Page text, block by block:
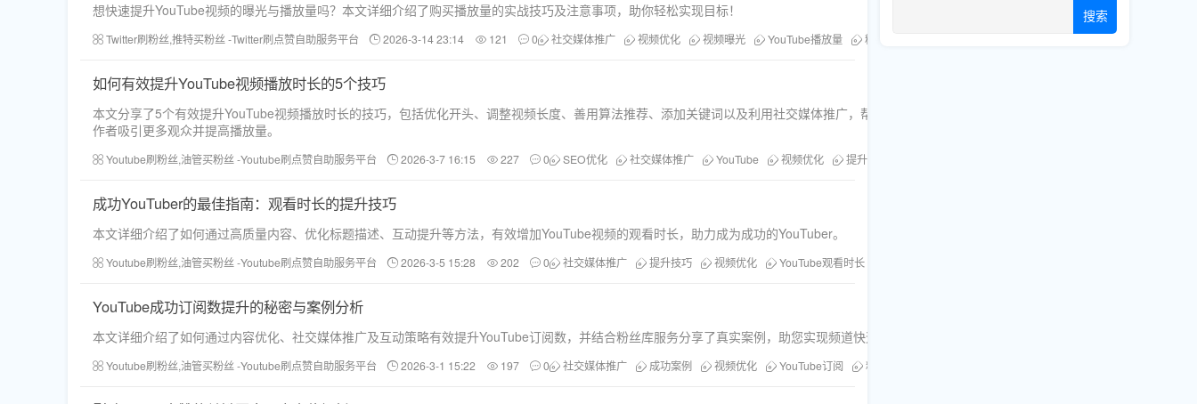
想快速提升YouTube视频的曝光与播放量吗？本文详细介绍了购买播放量的实战技巧及注意事项，助你轻松实现目标！
Twitter刷粉丝,推特买粉丝 -Twitter刷点赞自助服务平台 2026-3-14 23:14 121 0 社交媒体推广 视频优化 视频曝光 YouTube播放量 粉丝库
如何有效提升YouTube视频播放时长的5个技巧
本文分享了5个有效提升YouTube视频播放时长的技巧，包括优化开头、调整视频长度、善用算法推荐、添加关键词以及利用社交媒体推广，帮助创
作者吸引更多观众并提高播放量。
Youtube刷粉丝,油管买粉丝 -Youtube刷点赞自助服务平台 2026-3-7 16:15 227 0 SEO优化 社交媒体推广 YouTube 视频优化 提升播放时长
成功YouTuber的最佳指南：观看时长的提升技巧
本文详细介绍了如何通过高质量内容、优化标题描述、互动提升等方法，有效增加YouTube视频的观看时长，助力成为成功的YouTuber。
Youtube刷粉丝,油管买粉丝 -Youtube刷点赞自助服务平台 2026-3-5 15:28 202 0 社交媒体推广 提升技巧 视频优化 YouTube观看时长
YouTube成功订阅数提升的秘密与案例分析
本文详细介绍了如何通过内容优化、社交媒体推广及互动策略有效提升YouTube订阅数，并结合粉丝库服务分享了真实案例，助您实现频道快速增长。
Youtube刷粉丝,油管买粉丝 -Youtube刷点赞自助服务平台 2026-3-1 15:22 197 0 社交媒体推广 成功案例 视频优化 YouTube订阅 粉丝库
搜索